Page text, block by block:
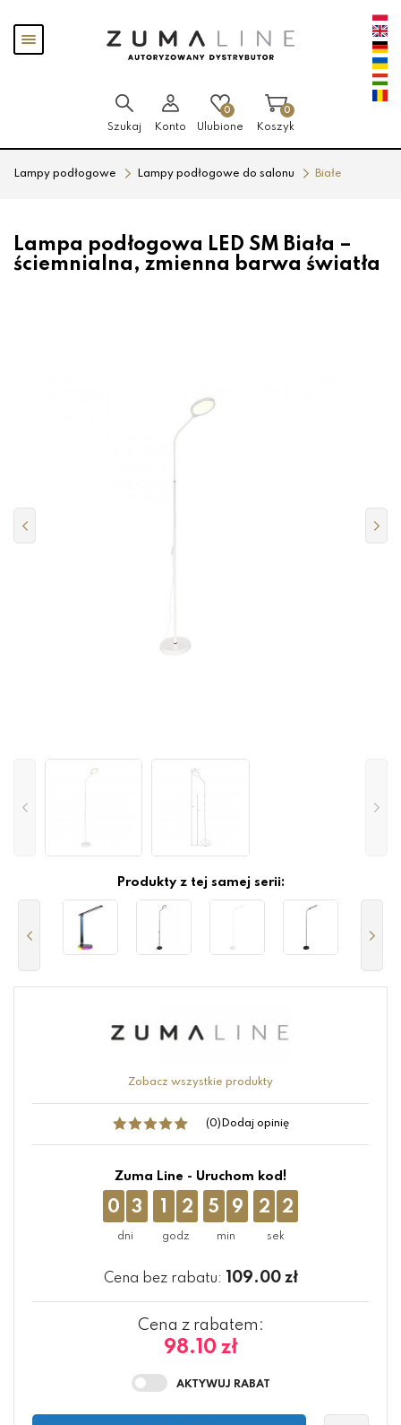
Pokaż
menu
Szukaj Konto
0
Ulubione
0
Koszyk
Lampy podłogowe Lampy podłogowe do salonu Białe
Lampa podłogowa LED SM Biała –
ściemnialna, zmienna barwa światła
Produkty z tej samej serii:
Zobacz wszystkie produkty
(0) Dodaj opinię
Zuma Line - Uruchom kod!
0 3 1 2 5 9 2 1
Cena bez rabatu: 109.00 zł
Cena z rabatem:
98.10 zł